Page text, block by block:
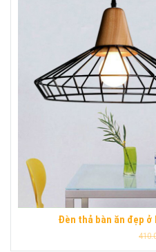
Đèn thả bàn ăn đẹp ở